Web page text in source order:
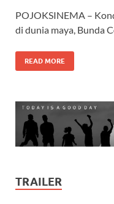
POJOKSINEMA –
di dunia maya, Bunda
READ MORE
TRAILER